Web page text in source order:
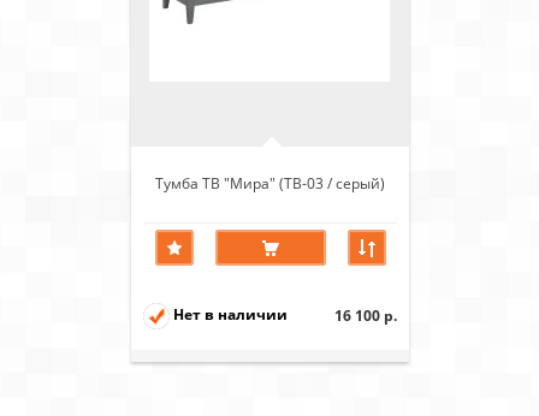
Тумба ТВ "Мира" (ТВ-03 / серый)
Нет в наличии 16 100 р.